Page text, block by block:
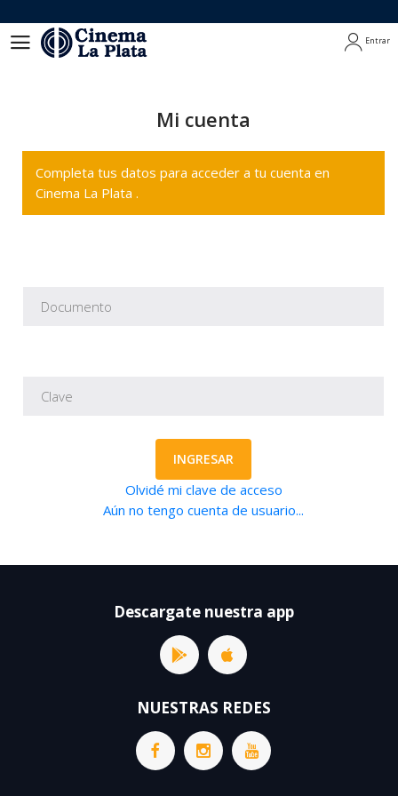
Entrar
Mi cuenta
Completa tus datos para acceder a tu cuenta en
Cinema La Plata .
INGRESAR
Olvidé mi clave de acceso
Aún no tengo cuenta de usuario...
Descargate nuestra app
NUESTRAS REDES